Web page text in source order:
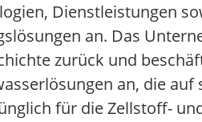
Dienstleistungen
an. Das
zurück und
an, die
für die Zellstoff-